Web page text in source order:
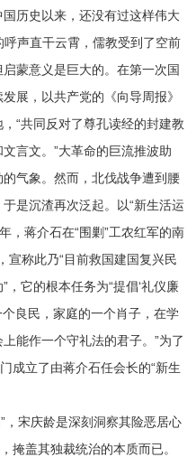
历史以来，还没有过这样伟大
呼声直干云霄，儒教受到了空前
蒙意义是巨大的。在第一次国
展，以共产党的《向导周报》
“共同反对了尊孔读经的封建教
言文。”大革命的巨流推波助
气象。然而，北伐战争遭到腰
是沉渣再次泛起。以“新生活运
，蒋介石在“围剿”工农红军的南
宣称此乃“目前救国建国复兴民
它的根本任务为“提倡‘礼仪廉
个良民，家庭的一个肖子，在学
能作一个守礼法的君子。”为了
成立了由蒋介石任会长的“新生
，宋庆龄是深刻洞察其险恶居心
掩盖其独裁统治的本质而已。